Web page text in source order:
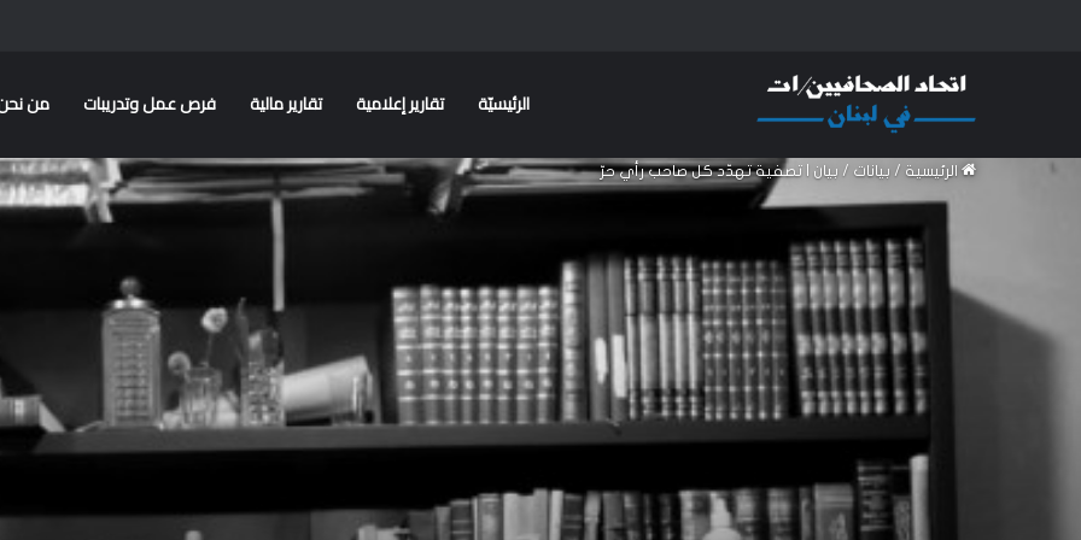
الرئيسيّة تقارير إعلامية تقارير مالية فرص عمل وتدريبات من
الرئيسية / بيانات / بيان | تصفية تهدّد كل صاحب رأي حرّ